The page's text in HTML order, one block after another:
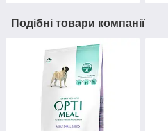
Подібні товари компанії